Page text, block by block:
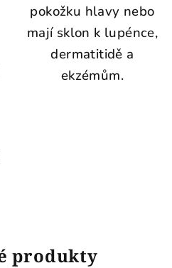
pokožku hlavy nebo
mají sklon k lupénce,
dermatitidě a
ekzémům.
produkty